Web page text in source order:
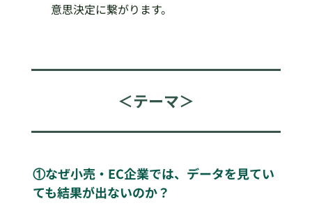
意思決定に繋がります。
＜テーマ＞
①なぜ小売・EC企業では、データを見てい
ても結果が出ないのか？